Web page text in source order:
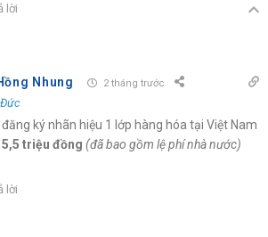
lời
Nhung 2 tháng trước
đăng ký nhãn hiệu 1 lớp hàng hóa tại Việt Nam
5,5 triệu đồng (đã bao gồm lệ phí nhà nước)
lời